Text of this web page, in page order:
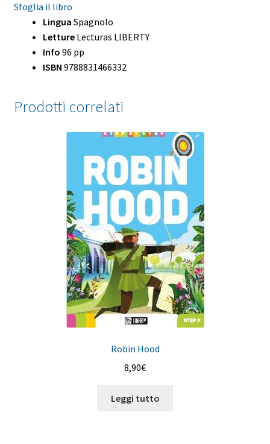
Sfoglia il libro
Lingua Spagnolo
LettureLecturas LIBERTY
Info 96 pp
ISBN 9788831466332
Prodotti correlati
Robin Hood
8,90€
Leggi tutto